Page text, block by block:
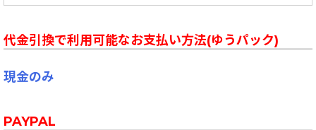
代金引換で利用可能なお支払い方法(ゆうパック)
現金のみ
PAYPAL